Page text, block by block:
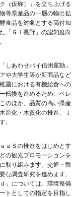
（仮称）」を立ち上げる
等県産品の一層の輸出拡
食品を対象とする高付加
「ＧＩ長野」の認知度向
あわせバイ信州運動」
や大学生等が新商品など
園における有機給食への
転換を進めるため、ペレ
のほか、品質の高い県産
造化・木質化の推進、Ｊ
。
ａＳの推進をはじめとす
の観光プロモーションを
取り組みます。交通・観
な調査研究を進めます。
については、環境整備
トとしての指定を目指し